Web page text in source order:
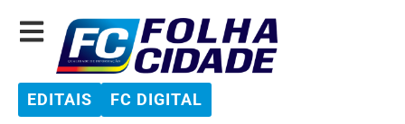
EDITAIS FC DIGITAL